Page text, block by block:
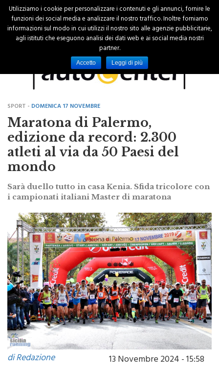
SPORT - DOMENICA 17 NOVEMBRE
Maratona di Palermo,
edizione da record: 2.300
atleti al via da 50 Paesi del
mondo
Sarà duello tutto in casa Kenia. Sfida tricolore con
i campionati italiani Master di maratona
di Redazione
13 Novembre 2024 - 15:58
Utilizziamo i cookie per personalizzare i contenuti e gli annunci, fornire le
funzioni dei social media e analizzare il nostro traffico. Inoltre forniamo
informazioni sul modo in cui utilizzi il nostro sito alle agenzie pubblicitarie,
agli istituti che eseguono analisi dei dati web e ai social media nostri
partner.
Accetto Leggi di più